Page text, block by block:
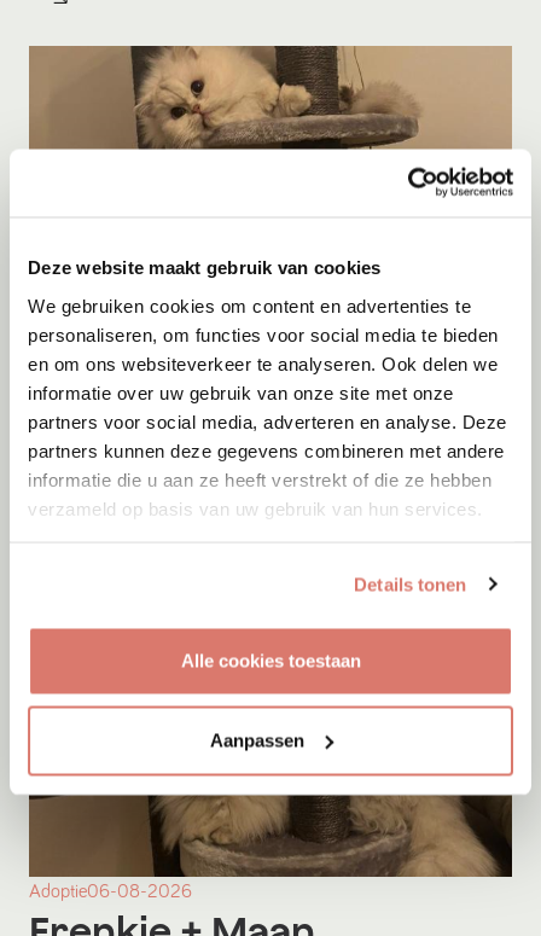
Deze website maakt gebruik van cookies
We gebruiken cookies om content en advertenties te
personaliseren, om functies voor social media te bieden
en om ons websiteverkeer te analyseren. Ook delen we
informatie over uw gebruik van onze site met onze
partners voor social media, adverteren en analyse. Deze
partners kunnen deze gegevens combineren met andere
informatie die u aan ze heeft verstrekt of die ze hebben
verzameld op basis van uw gebruik van hun services.
Details tonen
Alle cookies toestaan
Aanpassen
Adoptie 06-08-2026
Maan+ Frenkie
Rozenburg
Adoptie06-08-2026